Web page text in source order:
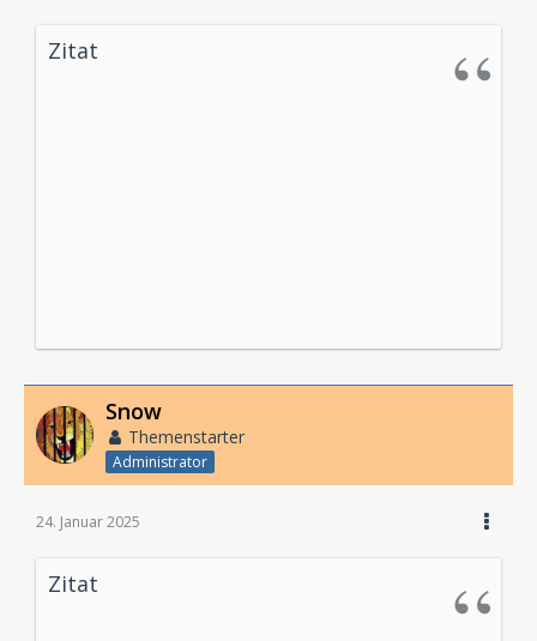
Zitat
Snow
Themenstarter
Administrator
24. Januar 2025
Zitat